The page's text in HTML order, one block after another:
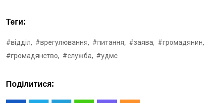
Теги:
#відділ, #врегулювання, #питання, #заява, #громадянин,
#громадянство, #служба, #удмс
Поділитися: